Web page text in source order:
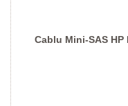
Cablu Mini-SAS HP